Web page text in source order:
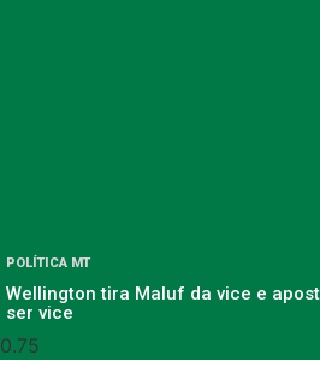
POLÍTICA MT
Wellington tira Maluf da vice e
ser vice